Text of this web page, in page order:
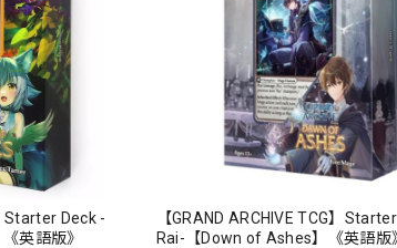
Starter Deck -
英語版》
【GRAND ARCHIVE TCG】
Rai-【Down of Ashes】《英語版